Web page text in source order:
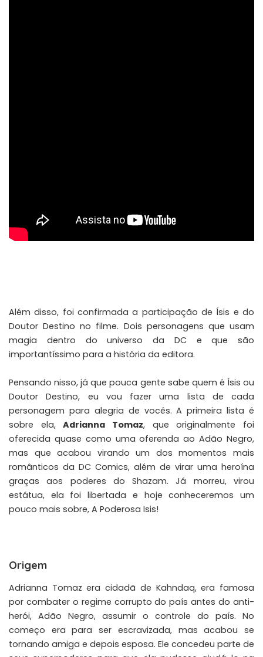
Além disso, foi confirmada a participação de Ísis e do
Doutor Destino no filme. Dois personagens que usam
magia dentro do universo da DC e que são
importantíssimo para a história da editora.
Pensando nisso, já que pouca gente sabe quem é Ísis ou
Doutor Destino, eu vou fazer uma lista de cada
personagem para alegria de vocês. A primeira lista é
sobre ela,Adrianna Tomaz, que originalmente foi
oferecida quase como uma oferenda ao Adão Negro,
mas que acabou virando um dos momentos mais
românticos da DC Comics, além de virar uma heroína
graças aos poderes do Shazam. Já morreu, virou
estátua, ela foi libertada e hoje conheceremos um
pouco mais sobre, A Poderosa Isis!
Origem
Adrianna Tomaz era cidadã de Kahndaq, era famosa
por combater o regime corrupto do país antes do anti-
herói, Adão Negro, assumir o controle do país. No
começo era para ser escravizada, mas acabou se
tornando amiga e depois esposa. Ele concedeu parte de